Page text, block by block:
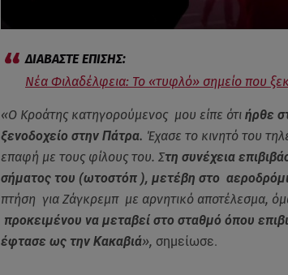
Νέα Φιλαδέλφεια: Το «τυφλό» σημείο που
«Ο Κροάτης κατηγορούμενος μου είπε ότι ήρθε
ξενοδοχείο στην Πάτρα. Έχασε το κινητό του
επαφή με τους φίλους του. Στη συνέχεια
σήματος του (ωτοστόπ ), μετέβη στο
πτήση για Ζάγκρεμπ με αρνητικό αποτέλεσμα,
προκειμένου να μεταβεί στο σταθμό όπου
έφτασε ως την Κακαβιά», σημείωσε.